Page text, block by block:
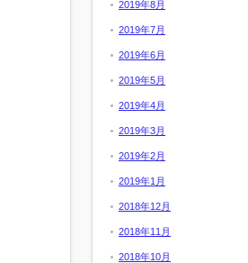
2019年8月
2019年7月
2019年6月
2019年5月
2019年4月
2019年3月
2019年2月
2019年1月
2018年12月
2018年11月
2018年10月